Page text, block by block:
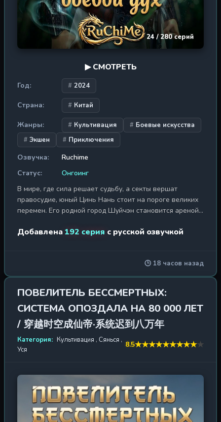
24 / 280 серий
▶ СМОТРЕТЬ
Год: 2024
Страна: Китай
Жанры: Культивация
Боевые искусства
Экшен
Приключения
Озвучка:
Ruchime
Статус:
Онгоинг
В мире, где сила решает судьбу, а секты вершат
правосудие, юный Цинь Нань стоит на пороге великих
перемен. Его родной город Шуйчэн становится ареной
лишь лучшие из лучших удостоятся чести быть
очередной претендент. Он — обладатель
таинственного Боевого Духа, пробуждённого
обстоятельств. Этот дар, дарованный самими небесами,
делает его уникальным среди сверстников. Однако
главное испытание только начинается. Путь в секту
оказывается усеян терниями: интриги, предательство и
коварные планы врагов, стремящихся опорочить имя
семьи Цинь. Но благодаря несгибаемой воле и помощи
становится его покровительницей, Цинь Нань не
только завоёвывает место в элите, но и навлекает на
себя гнев Оуян Цзюня — наследника главы секты, чьи
амбиции простираются дальше простой вражды.
Теперь каждое состязание — битва не на жизнь, а на
Добавлена 192 серия с русской озвучкой
🕒 18 часов назад
ПОВЕЛИТЕЛЬ БЕССМЕРТНЫХ:
СИСТЕМА ОПОЗДАЛА НА 80 000 ЛЕТ
/ 穿越时空成仙帝·系统迟到八万年
Категория: Культивация , Сянься ,
Уся
8.5★★★★★★★★★★